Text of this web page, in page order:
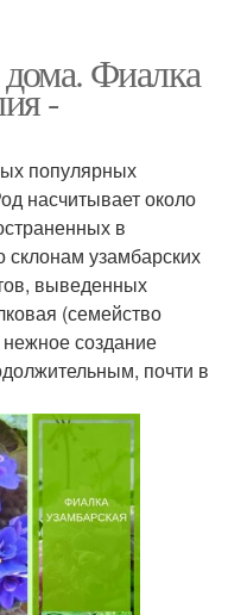
Фиалка
-
популярных
насчитывает около
в
узамбарских
выведенных
(семейство
создание
почти в